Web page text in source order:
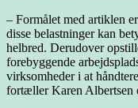
– Formålet med artiklen
disse belastninger kan
helbred. Derudover
forebyggende
virksomheder i at
fortæller Karen Albertsen